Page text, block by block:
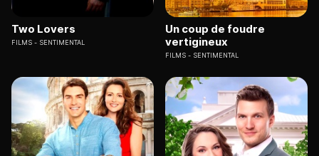
Two Lovers
FILMS SENTIMENTAL
Un coup de foudre
vertigineux
FILMS SENTIMENTAL